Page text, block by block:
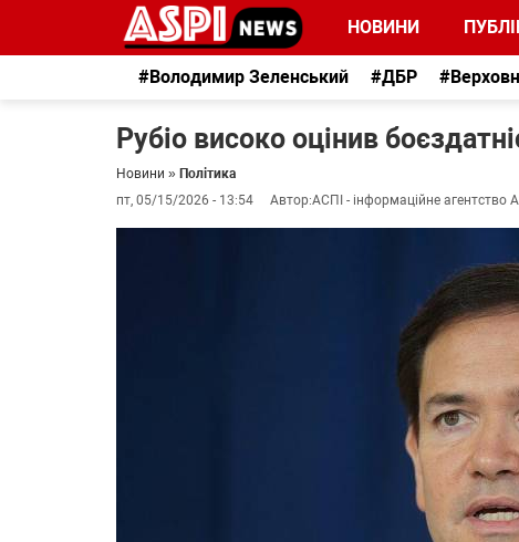
НОВИНИ
#Володимир Зеленський #ДБР
Рубіо високо оцінив
Новини » Політика
пт, 05/15/2026 - 13:54
Автор:АСПІ - інформаційне агентство